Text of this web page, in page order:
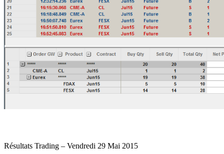
Résultats Trading – Vendredi 29 Mai 2015